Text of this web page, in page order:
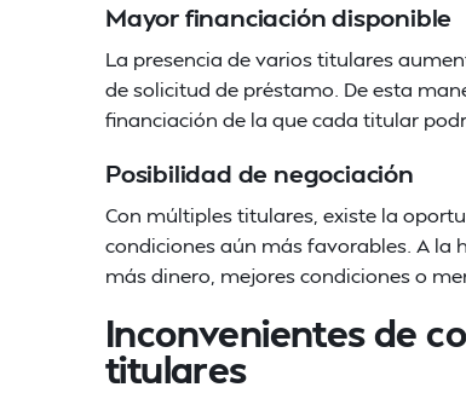
Mayor financiación disponible
La presencia de varios titulares
de solicitud de préstamo. De esta
financiación de la que cada titular
Posibilidad de negociación
Con múltiples titulares, existe la
condiciones aún más favorables. A la
más dinero, mejores condiciones o
Inconvenientes de
titulares